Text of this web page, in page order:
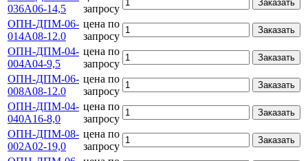
036А06-14,5
запросу
Заказать
ОПН-ДПМ-06-
014А08-12.0
цена по
запросу
Заказать
ОПН-ДПМ-04-
004А04-9,5
цена по
запросу
Заказать
ОПН-ДПМ-06-
008А08-12.0
цена по
запросу
Заказать
ОПН-ДПМ-04-
040А16-8,0
цена по
запросу
Заказать
ОПН-ДПМ-08-
002А02-19,0
цена по
запросу
Заказать